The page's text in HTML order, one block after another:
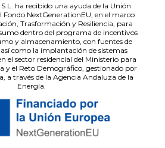
ha recibido una ayuda de la Unión
Fondo NextGenerationEU, en el marco
Trasformación y Resiliencia, para
dentro del programa de incentivos
y almacenamiento, con fuentes de
como la implantación de sistemas
el sector residencial del Ministerio para
y el Reto Demográfico, gestionado por
a través de la Agencia Andaluza de la
Energía.